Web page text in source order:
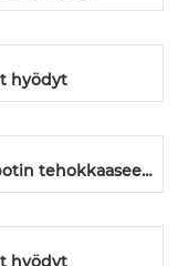
hyödyt
5 käytännön askelta HubSpotin tehokkaaseen käyttöönottoon